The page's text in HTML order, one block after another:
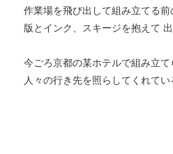
作業場を飛び出して組み立てる
版とインク、スキージを抱えて
今ごろ京都の某ホテルで組み立て
人々の行き先を照らしてくれて